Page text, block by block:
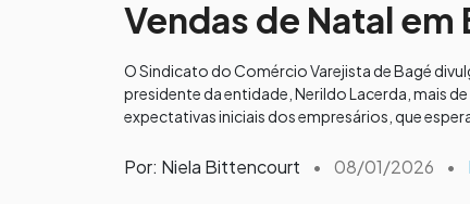
Vendas de Natal em
O Sindicato do Comércio Varejista de Bagé
presidente da entidade, Nerildo Lacerda, mais
expectativas iniciais dos empresários, que
Por: Niela Bittencourt • 08/01/2026 •